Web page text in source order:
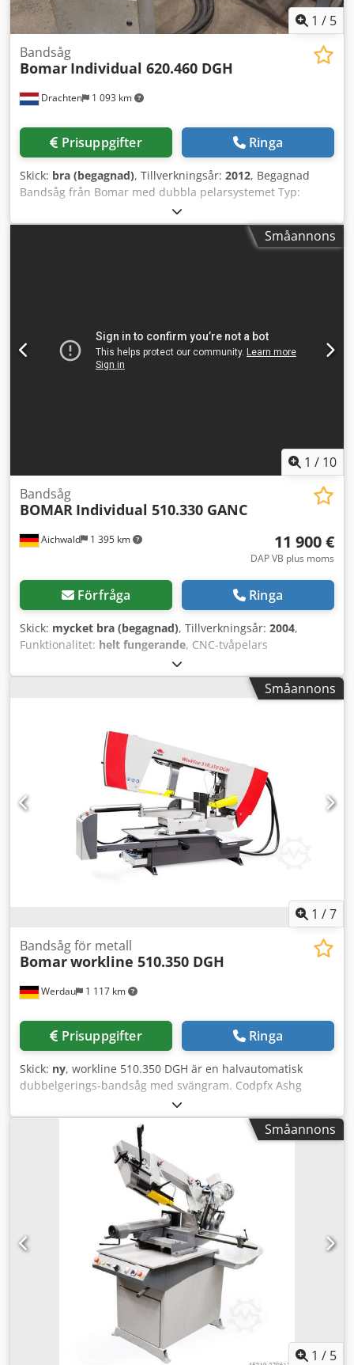
1 / 5
Drachten 1 093 km
Bandsåg
Bomar Individual 620.460 DGH
Prisuppgifter Ringa
Skick: bra (begagnad), Tillverkningsår: 2012, Begagnad
Bandsåg från Bomar med dubbla pelarsystemet Typ:
Individual 620.460 DGH Kapacitet: 620 x 460 mm Crodpfxsy
Rktio Ahgjf Dubbel geringskapacitet Tillverkningsår: 2012
Inkluderar 6 m inmatningsbana + 6 m utmatningsrullbana
Småannons
1 / 10
Aichwald 1 395 km
Bandsåg
BOMAR Individual 510.330 GANC
11 900 €
DAP VB plus moms
Förfråga Ringa
Skick: mycket bra (begagnad), Tillverkningsår: 2004,
Funktionalitet: helt fungerande, CNC-tvåpelars
helautomatisk geringsbandsåg Utrustning: -
Paketspänning - Spåntransportör - Laser för
märkessågning - Laser för sågning med automatisk
bandsågsspänningsindikator - Digital geringsvinkelvisning
- Digital visning av skärhastighet Tekniska data: -
Kapområde 90° Rund Ø 330 mm, fyrkant 330 mm x 330
mm, rektangel 510 mm x 330 mm - Kapområde 45° Rund Ø
330 mm, fyrkant 310 mm x 310 mm, rektangel 340 mm x
300 mm - Kapområde 30°/60° Rund Ø 230 mm, fyrkant 210
mm x 210 mm, rektangel 240 mm x 200 mm - Motoreffekt:
3 kW - Matningslängd enkel: 550 mm - Variabel
skärhastighet 20–90 m/min - Bandsågsdimension: 4780 x
34 x 1,1 mm - Mått (LxBxH): 2484 mm x 2477 mm x 1636
Småannons
1 /7
Werdau 1 117 km
Bandsåg för metall
Bomarworkline 510.350 DGH
Prisuppgifter Ringa
Skick: ny, workline 510.350 DGH är en halvautomatisk
dubbelgerings-bandsåg med svängram. Codpfx Ashg
Nvyshgerf Utrustningsdetaljer: - Dubbelgering 30° - 45° -
90° - 45° - 30° - Fullslags hydrauliskt spännstycke - Steglöst
inställbar sågbandshastighet - Steglöst inställbart
matningstryck och snitttryck - Automatisk
snitttrycksreglering - Precisionsstyrningar för sågband i
hårdmetall - Kraftfull drivmotor på 3 kW - Enkel,
lättförståelig manövrering - Kontrollpanel i ergonomisk
position - Stort hydraulaggregat - Maskinen är tillverkad
enligt aktuella CE-normer och säkerhetsföreskrifter
Inkluderar: - Mikrosprayanordning - Hydraulisk
bandspänningsindikator
Småannons
1 / 5